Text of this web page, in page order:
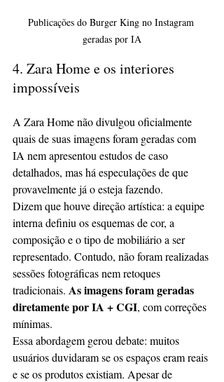
Publicações do Burger King no Instagram
geradas por IA
4. Zara Home e os interiores
impossíveis
A Zara Home não divulgou oficialmente
quais de suas imagens foram geradas com
IA nem apresentou estudos de caso
detalhados, mas há especulações de que
provavelmente já o esteja fazendo.
Dizem que houve direção artística: a equipe
interna definiu os esquemas de cor, a
composição e o tipo de mobiliário a ser
representado. Contudo, não foram realizadas
sessões fotográficas nem retoques
tradicionais. As imagens foram geradas
diretamente por IA + CGI, com correções
mínimas.
Essa abordagem gerou debate: muitos
usuários duvidaram se os espaços eram reais
e se os produtos existiam. Apesar de